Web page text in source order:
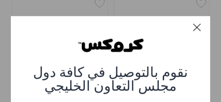
نقوم بالتوصيل في كافة دول
مجلس التعاون الخليجي